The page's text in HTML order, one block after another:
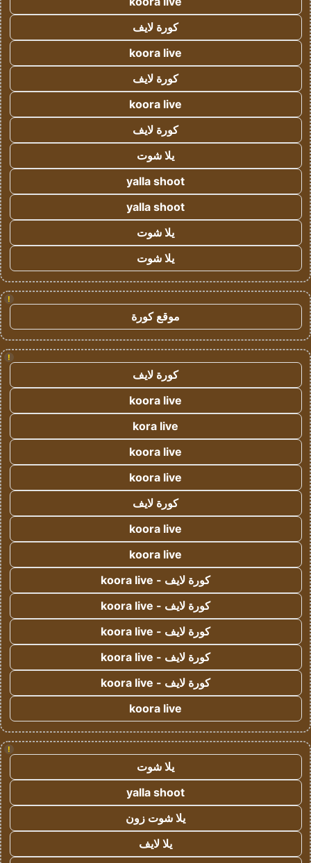
كورة لايف
koora live
كورة لايف
koora live
كورة لايف
يلا شوت
yalla shoot
yalla shoot
يلا شوت
يلا شوت
!
موقع كورة
!
كورة لايف
koora live
kora live
koora live
koora live
كورة لايف
koora live
koora live
كورة لايف - koora live
كورة لايف - koora live
كورة لايف - koora live
كورة لايف - koora live
كورة لايف - koora live
koora live
!
يلا شوت
yalla shoot
يلا شوت زون
يلا لايف